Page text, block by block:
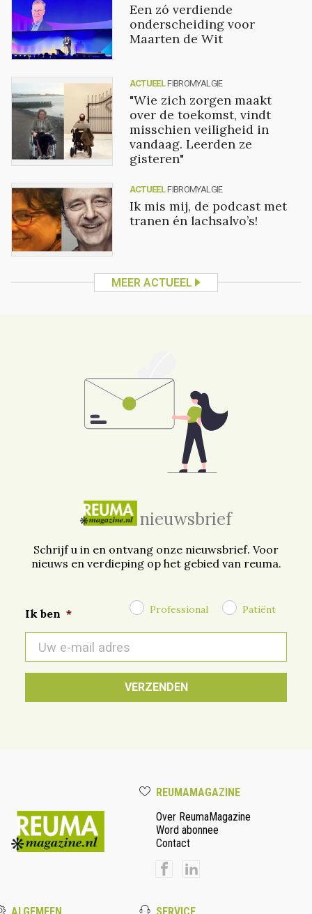
Een zó verdiende
onderscheiding voor
Maarten de Wit
ACTUEEL FIBROMYALGIE
"Wie zich zorgen maakt
over de toekomst, vindt
misschien veiligheid in
vandaag. Leerden ze
gisteren"
ACTUEEL FIBROMYALGIE
Ik mis mij, de podcast met
tranen én lachsalvo’s!
MEER ACTUEEL
nieuwsbrief
Schrijf u in en ontvang onze nieuwsbrief. Voor
nieuws en verdieping op het gebied van reuma.
Ik ben * Professional Patiënt
mail
*
REUMAMAGAZINE
Over ReumaMagazine
Word abonnee
Contact